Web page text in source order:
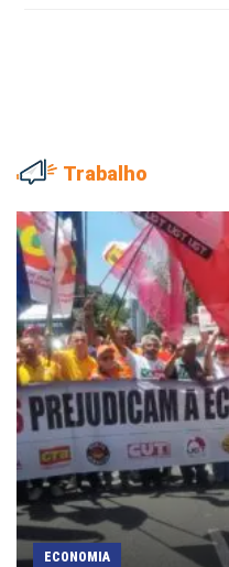
Trabalho
ECONOMIA